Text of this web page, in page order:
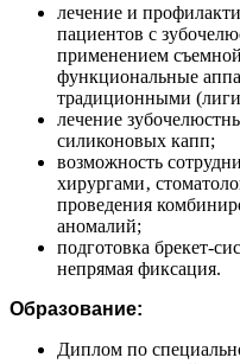
лечение и
пациентов с
применением
функциональные
традиционными
лечение
силиконовых капп;
возможность
хирургами‚
проведения
аномалий;
подготовка брекет-
непрямая фиксация.
Образование:
Диплом по